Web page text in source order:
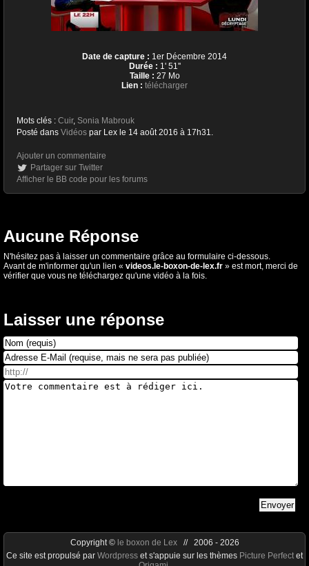
Date de capture : 1er Décembre 2014
Durée : 1' 51''
Taille : 27 Mo
Lien : télécharger
Mots clés : Cuir, Sonia Mabrouk
Posté dans Vidéos par Lex le 14 août 2016 à 17h31.
Ajouter un commentaire
Partager sur Twitter
Afficher le BB code pour les forums
Aucune Réponse
N'hésitez pas à laisser un commentaire grâce au formulaire ci-dessous.
Avant de m'informer qu'un lien « videos.le-boxon-de-lex.fr » est mort, merci de
vérifier que vous ne téléchargez qu'une vidéo à la fois.
Laisser une réponse
Copyright © le boxon de Lex// 2006 - 2026
Ce site est propulsé par Wordpress et s'appuie sur les thèmes Picture Perfect et